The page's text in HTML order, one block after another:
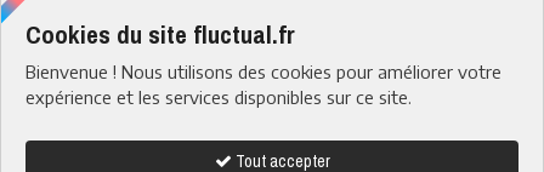
Cookies du site fluctual.fr
Bienvenue ! Nous utilisons des cookies pour améliorer votre
expérience et les services disponibles sur ce site.
Tout accepter
Flux rss
RUBRIQUES
› Actu & Société
› Quotidien
› Santé & Bien-être
› Tech & Web